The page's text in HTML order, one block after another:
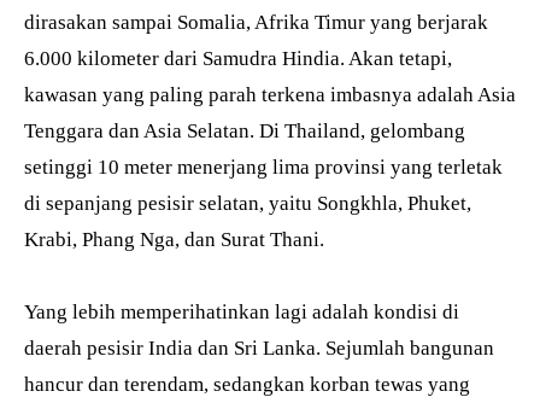
dirasakan sampai Somalia, Afrika Timur yang berjarak
6.000 kilometer dari Samudra Hindia. Akan tetapi,
kawasan yang paling parah terkena imbasnya adalah Asia
Tenggara dan Asia Selatan. Di Thailand, gelombang
setinggi 10 meter menerjang lima provinsi yang terletak
di sepanjang pesisir selatan, yaitu Songkhla, Phuket,
Krabi, Phang Nga, dan Surat Thani.
Yang lebih memperihatinkan lagi adalah kondisi di
daerah pesisir India dan Sri Lanka. Sejumlah bangunan
hancur dan terendam, sedangkan korban tewas yang